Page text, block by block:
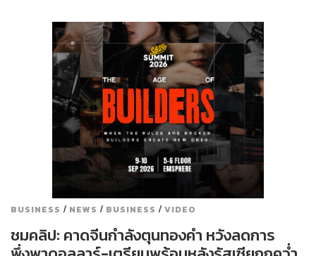
BUSINESS / NEWS / BUSINESS / VIDEO
ชมคลิป: คาดจีนกำลังตุนทองคำ หวังลดการ